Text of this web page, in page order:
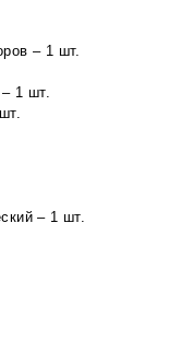
– 1 шт.
1 шт.
– 1 шт.